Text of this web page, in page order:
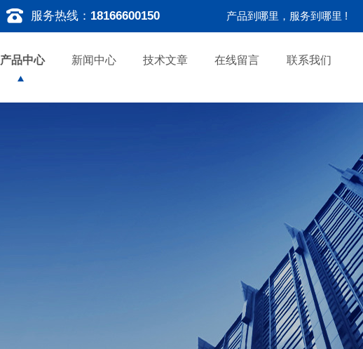
服务热线： 18166600150 产品到哪里，服务到哪里 !
产品中心 新闻中心 技术文章 在线留言 联系我们